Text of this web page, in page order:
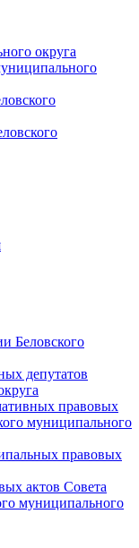
округа
Беловского
депутатов
правовых
муниципального
правовых
актов Совета
муниципального